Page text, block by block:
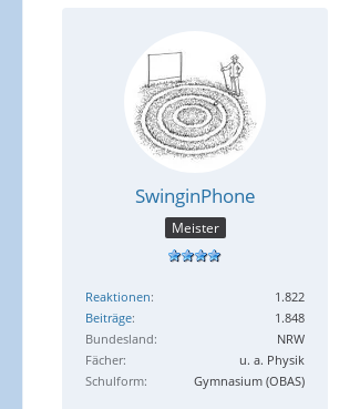
SwinginPhone
Meister
Reaktionen
1.822
Beiträge
1.848
Bundesland
NRW
Fächer
u. a. Physik
Schulform
Gymnasium (OBAS)